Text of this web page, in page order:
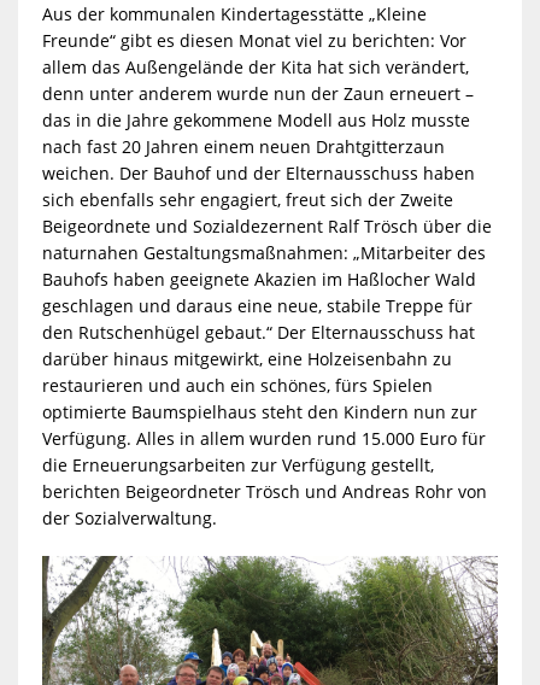
Aus der kommunalen Kindertagesstätte „Kleine
Freunde“ gibt es diesen Monat viel zu berichten: Vor
allem das Außengelände der Kita hat sich verändert,
denn unter anderem wurde nun der Zaun erneuert –
das in die Jahre gekommene Modell aus Holz musste
nach fast 20 Jahren einem neuen Drahtgitterzaun
weichen. Der Bauhof und der Elternausschuss haben
sich ebenfalls sehr engagiert, freut sich der Zweite
Beigeordnete und Sozialdezernent Ralf Trösch über die
naturnahen Gestaltungsmaßnahmen: „Mitarbeiter des
Bauhofs haben geeignete Akazien im Haßlocher Wald
geschlagen und daraus eine neue, stabile Treppe für
den Rutschenhügel gebaut.“ Der Elternausschuss hat
darüber hinaus mitgewirkt, eine Holzeisenbahn zu
restaurieren und auch ein schönes, fürs Spielen
optimierte Baumspielhaus steht den Kindern nun zur
Verfügung. Alles in allem wurden rund 15.000 Euro für
die Erneuerungsarbeiten zur Verfügung gestellt,
berichten Beigeordneter Trösch und Andreas Rohr von
der Sozialverwaltung.